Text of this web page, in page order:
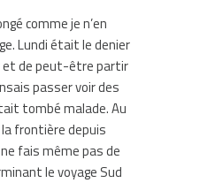
comme je n’en
Lundi était le denier
et de peut-être partir
passer voir des
tombé malade. Au
frontière depuis
fais même pas de
le voyage Sud